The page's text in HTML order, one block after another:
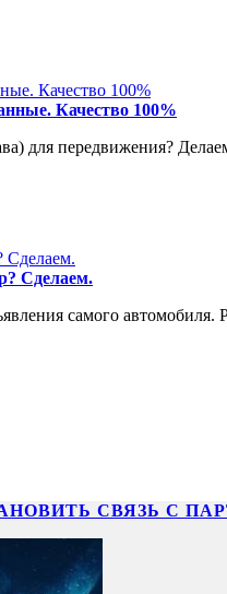
Качество 100%
для передвижения?
Сделаем.
самого автомобиля.
СВЯЗЬ С